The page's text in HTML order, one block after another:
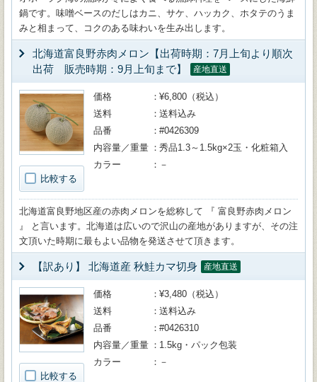
鍋です。味噌ベースのだしはカニ、サケ、ハッカク、ホタテのうま
みと相まって、コクのある味わいを生み出します。
北海道富良野赤肉メロン【出荷時期：7月上旬より順次
出荷 販売時期：9月上旬まで】
産地直送
比較する
価格
¥6,800（税込）
送料
送料込み
品番
#0426309
内容量／重量
秀品1.3～1.5kg×2玉・化粧箱入
カラー
－
北海道富良野地区産の赤肉メロンを総称して 『 富良野赤肉メロン
』 と言います。北海道は広いので沢山の産地がありますが、その注
文頂いた時期に最もよい品物を発送させて頂きます。
【訳あり】 北海道産 秋鮭カマ切身 産地直送
比較する
価格
¥3,480（税込）
送料
送料込み
品番
#0426310
内容量／重量
1.5kg・パック包装
カラー
－